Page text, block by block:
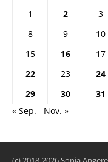
1
2 3
8
9 10
15
16 17
22
23 24
29
30
31
« Sep.
Nov. »